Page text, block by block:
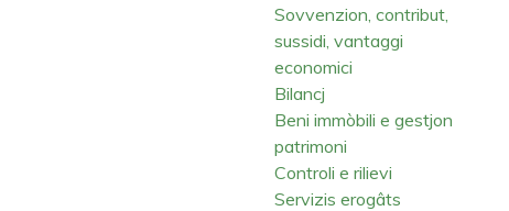
Sovvenzion, contribut,
sussidi, vantaggi
economici
Bilancj
Beni immòbili e gestjon
patrimoni
Controli e rilievi
Servizis erogâts